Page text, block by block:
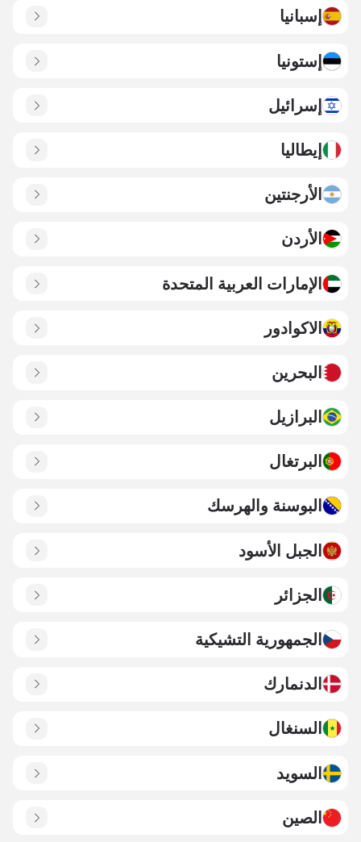
إسبانيا
إستونيا
إسرائيل
إيطاليا
الأرجنتين
الأردن
الإمارات العربية المتحدة
الاكوادور
البحرين
البرازيل
البرتغال
البوسنة والهرسك
الجبل الأسود
الجزائر
الجمهورية التشيكية
الدنمارك
السنغال
السويد
الصين